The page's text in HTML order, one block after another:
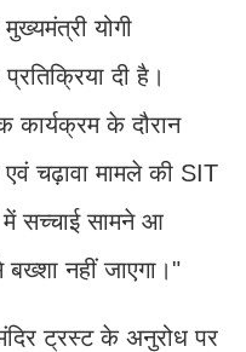
योगी
दी है।
कार्यक्रम के दौरान
एवं चढ़ावा मामले की SIT
सच्चाई सामने आ
बख्शा नहीं जाएगा।"
ट्रस्ट के अनुरोध पर